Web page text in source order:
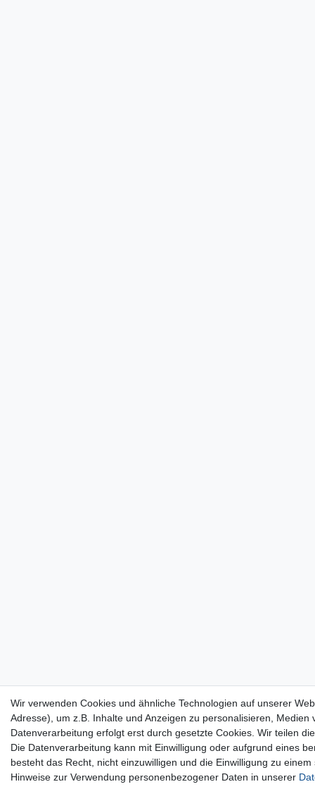
Wir verwenden Cookies und ähnliche Technologien auf unserer
Adresse), um z.B. Inhalte und Anzeigen zu personalisieren,
Datenverarbeitung erfolgt erst durch gesetzte Cookies. Wir teilen
Die Datenverarbeitung kann mit Einwilligung oder aufgrund eines
besteht das Recht, nicht einzuwilligen und die Einwilligung zu
Hinweise zur Verwendung personenbezogener Daten in unserer